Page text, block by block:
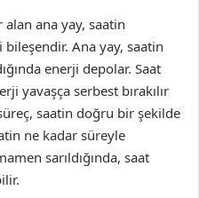
ana yay, saatin
bileşendir. Ana yay, saatin
enerji depolar. Saat
yavaşça serbest bırakılır
saatin doğru bir şekilde
ne kadar süreyle
sarıldığında, saat